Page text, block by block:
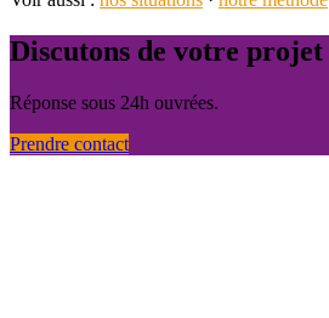
Discutons de votre projet
Réponse sous 24h ouvrées.
Prendre contact